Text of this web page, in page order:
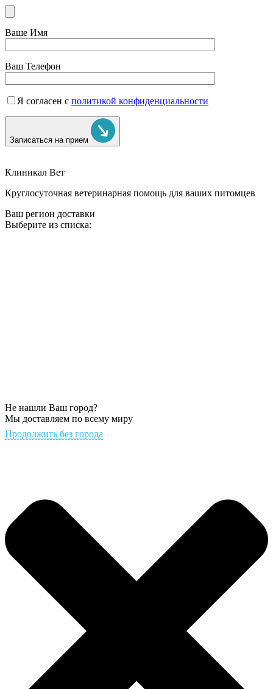
Ваше Имя
Ваш Телефон
Я согласен с политикой конфиденциальности
Записаться на прием
Клиникал Вет
Круглосуточная ветеринарная помощь для ваших питомцев
Ваш регион доставки
Выберите из списка:
Не нашли Ваш город?
Мы доставляем по всему миру
Продолжить без города